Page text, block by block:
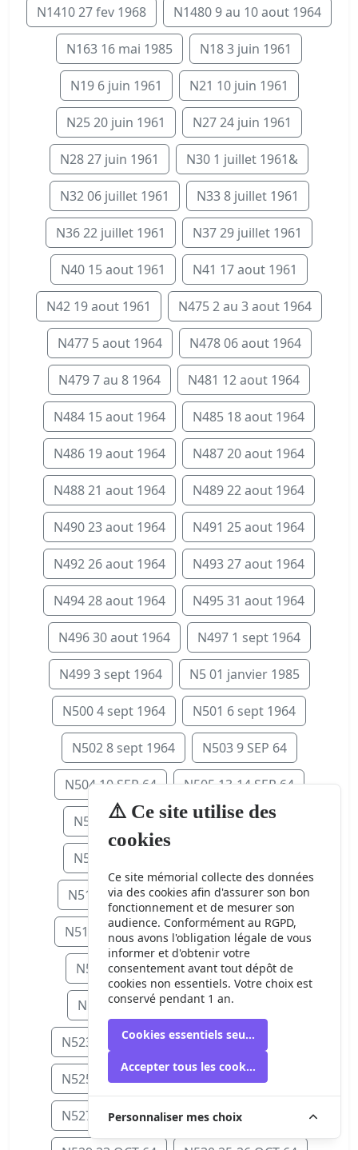
N1410 27 fev 1968 N1480 9 au 10 aout 1964
N163 16 mai 1985 N18 3 juin 1961
N19 6 juin 1961 N21 10 juin 1961
N25 20 juin 1961 N27 24 juin 1961
N28 27 juin 1961 N30 1 juillet 1961&
N32 06 juillet 1961 N33 8 juillet 1961
N36 22 juillet 1961 N37 29 juillet 1961
N40 15 aout 1961 N41 17 aout 1961
N42 19 aout 1961 N475 2 au 3 aout 1964
N477 5 aout 1964 N478 06 aout 1964
N479 7 au 8 1964 N481 12 aout 1964
N484 15 aout 1964 N485 18 aout 1964
N486 19 aout 1964 N487 20 aout 1964
N488 21 aout 1964 N489 22 aout 1964
N490 23 aout 1964 N491 25 aout 1964
N492 26 aout 1964 N493 27 aout 1964
N494 28 aout 1964 N495 31 aout 1964
N496 30 aout 1964 N497 1 sept 1964
N499 3 sept 1964 N5 01 janvier 1985
N500 4 sept 1964 N501 6 sept 1964
N502 8 sept 1964 N503 9 SEP 64
N504 10 SEP 64 N505 13-14 SEP 64
N506 15 SEP 64 N507 16 SEP 64
N508 17 SEP 64
N511 20-21 SEP 64 N512 23 SEP 6
N514 25 SEP 64 N515 27-28 SEP 64
N516 30 SEP 64 N518 5 OCT 64
N519 6 OCT 64 N522 9 OCT 64
N523 11-12 OCT 64 N524 13 OCT 64
N525 15 OCT 64 N526 16-17 OCT 64
N527 17-18 OCT 64 N528 21 OCT 64
⚠️ Ce site utilise des
cookies
Ce site mémorial collecte des données
via des cookies afin d'assurer son bon
fonctionnement et de mesurer son
audience. Conformément au RGPD,
nous avons l'obligation légale de vous
informer et d'obtenir votre
consentement avant tout dépôt de
cookies non essentiels. Votre choix est
conservé pendant 1 an.
Cookies essentiels seulement
Accepter tous les cookies
Personnaliser mes choix